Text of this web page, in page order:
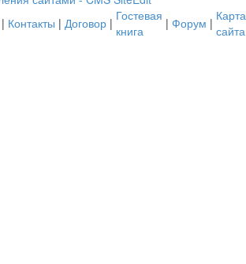
| Контакты | Договор | Гостевая
книга
| Форум | Карта
сайта